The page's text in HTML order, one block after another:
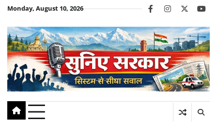
Skip
content
Monday, August 10, 2026 facebookinstagram
twitter